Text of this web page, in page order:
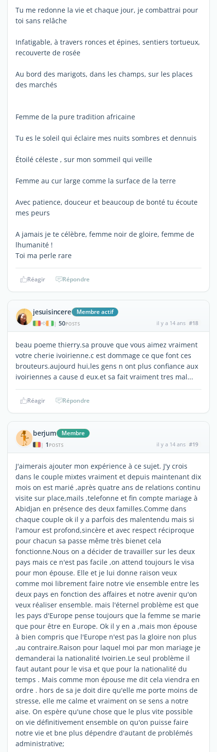
Tu me redonne la vie et chaque jour, je combattrai pour
toi sans relâche
Infatigable, à travers ronces et épines, sentiers tortueux,
recouverte de rosée
Au bord des marigots, dans les champs, sur les places
des marchés
Femme de la pure tradition africaine
Tu es le soleil qui éclaire mes nuits sombres et dennuis
Étoilé céleste , sur mon sommeil qui veille
Femme au cur large comme la surface de la terre
Avec patience, douceur et beaucoup de bonté tu écoute
mes peurs
A jamais je te célèbre, femme noir de gloire, femme de
lhumanité !
Toi ma perle rare
Réagir Répondre
jesuisincere Membre actif
| 50POSTS il y a 14 ans #18
beau poeme thierry.sa prouve que vous aimez vraiment
votre cherie ivoirienne.c est dommage ce que font ces
brouteurs.aujourd hui,les gens n ont plus confiance aux
ivoiriennes a cause d eux.et sa fait vraiment tres mal...
Réagir Répondre
berjum Membre
| 1 POSTS il y a 14 ans #19
J'aimerais ajouter mon expérience à ce sujet. J'y crois
dans le couple mixtes vraiment et depuis maintenant dix
mois on est marié ,après quatre ans de relations continu
visite sur place,mails ,telefonne et fin compte mariage à
Abidjan en présence des deux familles.Comme dans
chaque couple ok il y a parfois des malentendu mais si
l'amour est profond,sincère et avec respect réciproque
pour chacun sa passe même très bienet cela
fonctionne.Nous on a décider de travailler sur les deux
pays mais ce n'est pas facile ,on attend toujours le visa
pour mon épouse. Elle et je lui donne raison veux
comme moi librement faire notre vie ensemble entre les
deux pays en fonction des affaires et notre avenir qu'on
veux réaliser ensemble. mais l'éternel problème est que
les pays d'Europe pense toujours que la femme se marie
que pour être en Europe. Ok il y en a ,mais mon épouse
à bien compris que l'Europe n'est pas la gloire non plus
,au contraire.Raison pour laquel moi par mon mariage je
demanderai la nationalité Ivoirien.Le seul problème il
faut autant pour le visa et que pour la nationalité du
temps . Mais comme mon épouse me dit cela viendra en
ordre . hors de sa je doit dire qu'elle me porte moins de
stresse, elle me calme et vraiment on se sens a notre
aise. On espère qu'une chose que le plus vite possible
on vie définitivement ensemble on qu'on puisse faire
notre vie et bne plus dépendre d'autant de problémés
administrative;